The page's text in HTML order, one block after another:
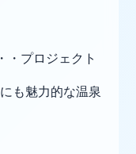
プロジェクト
も魅力的な温泉